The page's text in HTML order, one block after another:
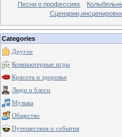
Песни о профессиях
Сценарии,инсценировки
Categories
Другое
Компьютерные игры
Красота и здоровье
Люди и блоги
Музыка
Общество
Путешествия и события